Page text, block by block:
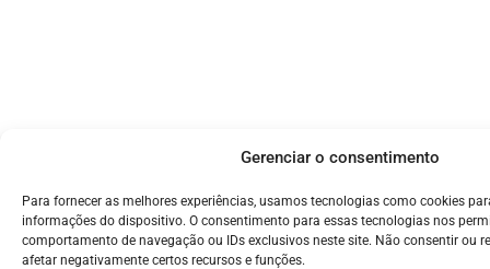
Gerenciar o consentimento
Para fornecer as melhores experiências, usamos tecnologias como cookies
informações do dispositivo. O consentimento para essas tecnologias nos
comportamento de navegação ou IDs exclusivos neste site. Não consentir ou
afetar negativamente certos recursos e funções.